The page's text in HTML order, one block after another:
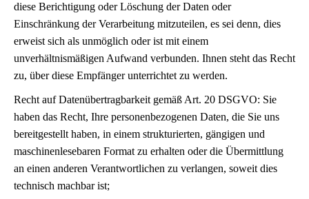
diese Berichtigung oder Löschung der Daten oder
Einschränkung der Verarbeitung mitzuteilen, es sei denn, dies
erweist sich als unmöglich oder ist mit einem
unverhältnismäßigen Aufwand verbunden. Ihnen steht das Recht
zu, über diese Empfänger unterrichtet zu werden.
Recht auf Datenübertragbarkeit gemäß Art. 20 DSGVO: Sie
haben das Recht, Ihre personenbezogenen Daten, die Sie uns
bereitgestellt haben, in einem strukturierten, gängigen und
maschinenlesebaren Format zu erhalten oder die Übermittlung
an einen anderen Verantwortlichen zu verlangen, soweit dies
technisch machbar ist;